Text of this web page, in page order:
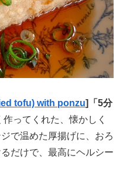
tofu) with ponzu]
「5分
ってくれた、懐かしく
で温めた厚揚げに、おろ
だけで、最高にヘルシー